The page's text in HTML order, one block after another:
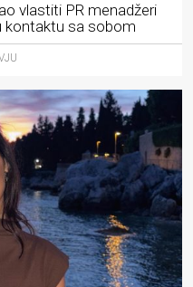
vlastiti PR menadžeri
sa sobom